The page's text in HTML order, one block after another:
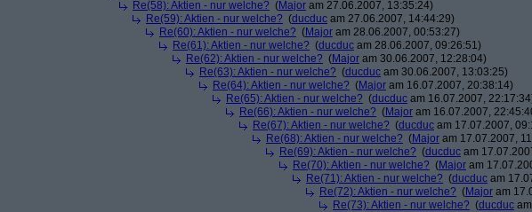
Re(58): Aktien - nur welche? (Major am 27.06.2007, 13:35:24)
Re(59): Aktien - nur welche? (ducduc am 27.06.2007, 14:44:29)
Re(60): Aktien - nur welche? (Major am 28.06.2007, 00:53:27)
Re(61): Aktien - nur welche? (ducduc am 28.06.2007, 09:26:51)
Re(62): Aktien - nur welche? (Major am 30.06.2007, 12:28:04)
Re(63): Aktien - nur welche? (ducduc am 30.06.2007, 13:03:25)
Re(64): Aktien - nur welche? (Major am 16.07.2007, 20:38:14)
Re(65): Aktien - nur welche? (ducduc am 16.07.2007,
Re(66): Aktien - nur welche? (Major am 16.07.2007,
Re(67): Aktien - nur welche? (ducduc am 17.07.2007,
Re(68): Aktien - nur welche? (Major am 17.07.2007,
Re(69): Aktien - nur welche? (ducduc am
Re(70): Aktien - nur welche? (Major am
Re(71): Aktien - nur welche? (ducduc am
Re(72): Aktien - nur welche? (Major am
Re(73): Aktien - nur welche? (ducduc